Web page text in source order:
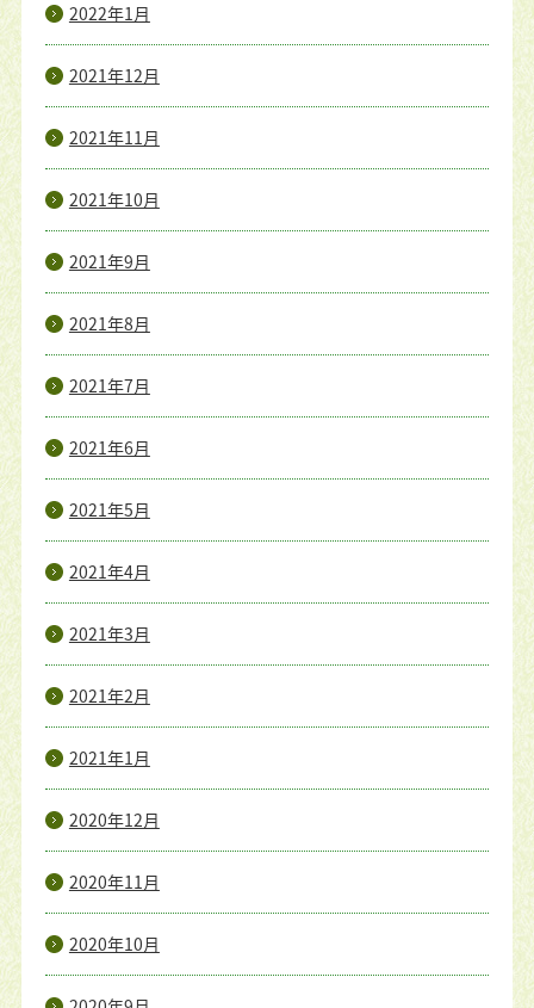
2022年1月
2021年12月
2021年11月
2021年10月
2021年9月
2021年8月
2021年7月
2021年6月
2021年5月
2021年4月
2021年3月
2021年2月
2021年1月
2020年12月
2020年11月
2020年10月